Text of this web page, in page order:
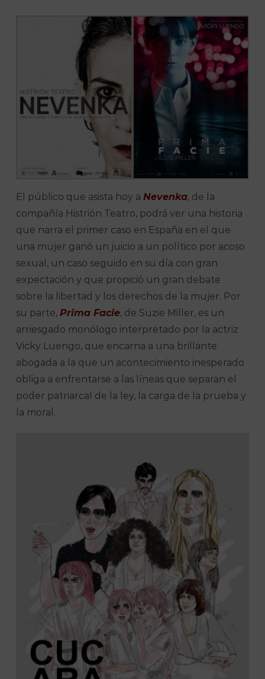
El público que asista hoy aNevenka, de la
compañía Histrión Teatro, podrá ver una historia
que narra el primer caso en España en el que
una mujer ganó un juicio a un político por acoso
sexual, un caso seguido en su día con gran
expectación y que propició un gran debate
sobre la libertad y los derechos de la mujer. Por
su parte,Prima Facie, de Suzie Miller, es un
arriesgado monólogo interpretado por la actriz
Vicky Luengo, que encarna a una brillante
abogada a la que un acontecimiento inesperado
obliga a enfrentarse a las líneas que separan el
poder patriarcal de la ley, la carga de la prueba y
la moral.